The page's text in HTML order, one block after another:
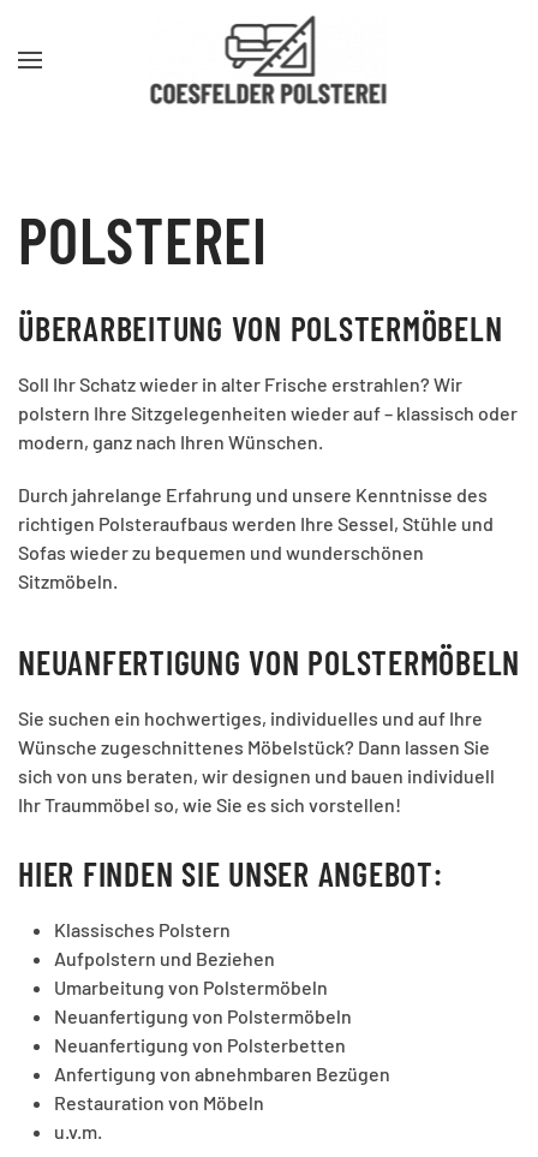
Zum Hauptinhalt springen
POLSTEREI
ÜBERARBEITUNG VON POLSTERMÖBELN
Soll Ihr Schatz wieder in alter Frische erstrahlen? Wir
polstern Ihre Sitz­ge­le­gen­hei­ten wieder auf – klassisch oder
modern, ganz nach Ihren Wünschen.
Durch jahrelange Erfahrung und unsere Kennt­nis­se des
richtigen Pol­ster­auf­baus werden Ihre Sessel, Stühle und
Sofas wieder zu bequemen und wunderschönen
Sitzmöbeln.
NEUANFERTIGUNG VON POLSTERMÖBELN
Sie suchen ein hochwertiges, individuelles und auf Ihre
Wünsche zu­ge­schnit­ten­es Möbelstück? Dann lassen Sie
sich von uns beraten, wir designen und bauen individuell
Ihr Traummöbel so, wie Sie es sich vorstellen!
HIER FINDEN SIE UNSER ANGEBOT:
Klassisches Polstern
Aufpolstern und Beziehen
Umarbeitung von Polstermöbeln
Neuanfertigung von Polstermöbeln
Neuanfertigung von Polsterbetten
Anfertigung von abnehmbaren Bezügen
Restauration von Möbeln
u.v.m.